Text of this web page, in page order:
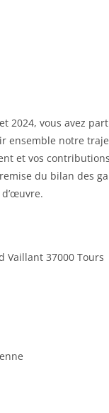
2024, vous avez
ensemble notre
et vos
du bilan des
Vaillant 37000 Tours